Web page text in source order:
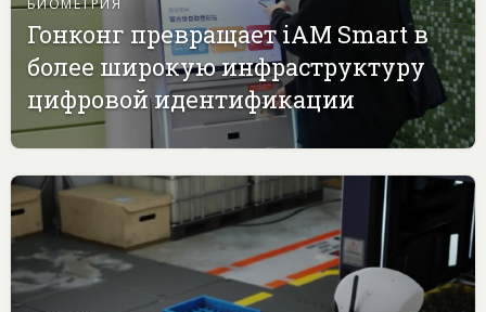
Гонконг превращает iAM Smart в
более широкую инфраструктуру
цифровой идентификации